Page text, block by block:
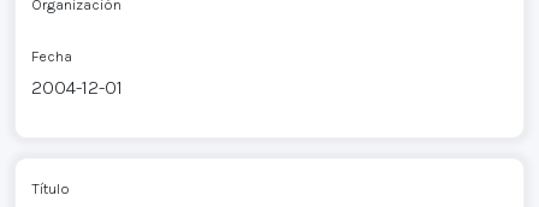
Organización
Fecha
2004-12-01
Título